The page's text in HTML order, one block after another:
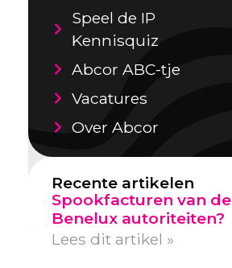
Speel de IP
Kennisquiz
Abcor ABC-tje
Vacatures
Over Abcor
Recente artikelen
Spookfacturen van de
Benelux autoriteiten?
Lees dit artikel »